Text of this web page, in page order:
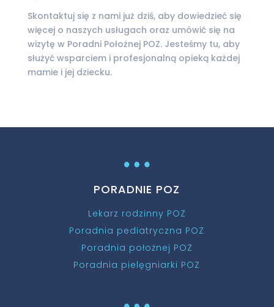
Skontaktuj się z nami już dziś, aby dowiedzieć się
więcej o naszych usługach oraz umówić się na
wizytę w Poradni Położnej POZ. Jesteśmy tu, aby
służyć wsparciem i profesjonalną opieką każdej
mamie i jej dziecku.
…
PORADNIE POZ
Lekarz rodzinny POZ
Poradnia pediatryczna POZ
Poradnia położnej POZ
Poradnia pielęgniarki POZ
…